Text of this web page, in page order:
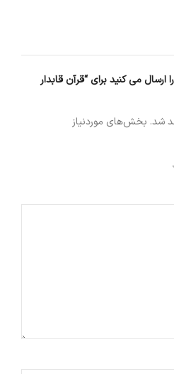
می کنید برای “قرآن قابدار
شد. بخش‌های موردنیاز